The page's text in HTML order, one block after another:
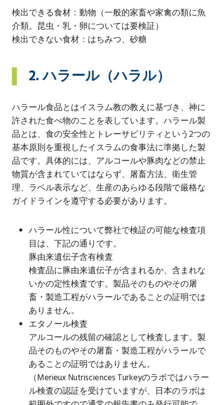
検出できる食材：動物（一般的家畜や家禽の類に魚
介類。昆虫・乳・卵については要検証）
検出できない食材：はちみつ、砂糖
2. ハラール（ハラル）
ハラール食品とはイスラム教の教えに基づき、神に
許された食べ物のことを表しています。ハラール製
品とは、食の安全性とトレーサビリティという2つの
基本原則を重視したイスラムの食事法に準拠した製
品です。具体的には、アルコールや豚肉などの禁止
物質が含まれていてはならず、屠畜方法、衛生管
理、ラベル表示など、生産のあらゆる段階で厳格な
ガイドラインを遵守する必要があります。
ハラール性について弊社で検証の可能な検査項
目は、下記の通りです。
豚由来遺伝子含有検査
検査品に豚由来遺伝子が含まれるか、含まれな
いかの定性検査です。製品そのものやその屠
畜・製造工程がハラールであることの証明では
ありません。
エタノール検査
アルコールの残留の確認として検査します。製
品そのものやその屠畜・製造工程がハラールで
あることの証明ではありません。
（Merieux Nutrisciences Turkeyのラボではハラー
ル検査の認証を受けていますが、日本のラボは